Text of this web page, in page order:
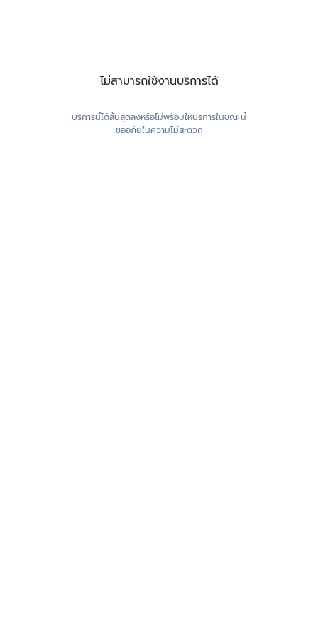
ไม่สามารถใช้งานบริการได้
บริการนี้ได้สิ้นสุดลงหรือไม่พร้อมให้บริการในขณะนี้
ขออภัยในความไม่สะดวก